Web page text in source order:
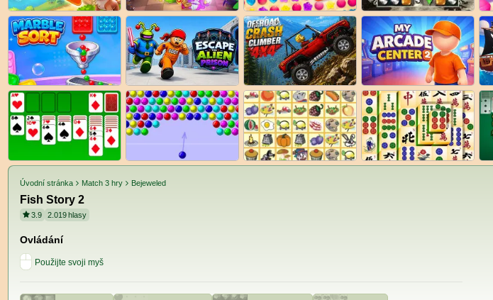
Úvodní stránka Match 3 hry Bejeweled
Fish Story 2
3.9 2.019hlasy
Ovládání
Použijte svoji myš